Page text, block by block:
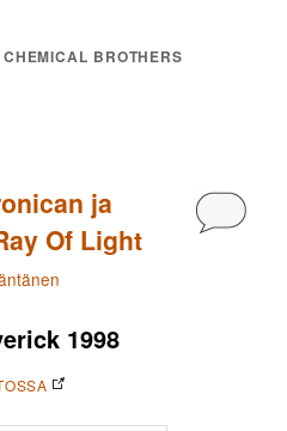
BROTHERS
ja
Of Light
1998